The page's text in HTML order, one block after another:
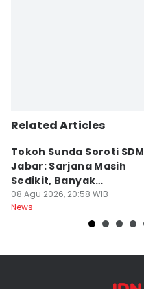
Related Articles
Tokoh Sunda Soroti SDM
Jabar: Sarjana Masih
Sedikit, Banyak
Menganggur
08 Agu 2026, 20:58 WIB
News